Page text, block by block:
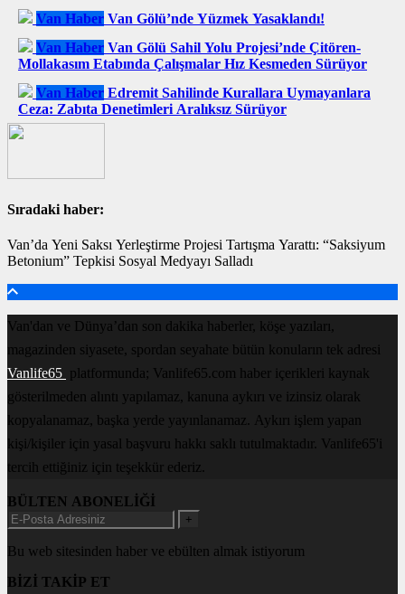
Van Haber Van Gölü’nde Yüzmek Yasaklandı!
Van Haber Van Gölü Sahil Yolu Projesi’nde Çitören-
Mollakasım Etabında Çalışmalar Hız Kesmeden Sürüyor
Van Haber Edremit Sahilinde Kurallara Uymayanlara
Ceza: Zabıta Denetimleri Aralıksız Sürüyor
Sıradaki haber:
Van’da Yeni Saksı Yerleştirme Projesi Tartışma Yarattı: “Saksiyum
Betonium” Tepkisi Sosyal Medyayı Salladı
Van'dan ve Dünya’dan son dakika haberler, köşe yazıları,
magazinden siyasete, spordan seyahate bütün konuların tek adresi
Vanlife65 platformunda; Vanlife65.com haber içerikleri kaynak
gösterilmeden alıntı yapılamaz, kanuna aykırı ve izinsiz olarak
kopyalanamaz, başka yerde yayınlanamaz. Aykırı işlem yapan
kişi/kişiler için yasal başvuru hakkı saklı tutulmaktadır. Vanlife65'i
tercih ettiğiniz için teşekkür ederiz.
BÜLTEN ABONELİĞİ
+
Bu web sitesinden haber ve ebülten almak istiyorum
BİZİ TAKİP ET